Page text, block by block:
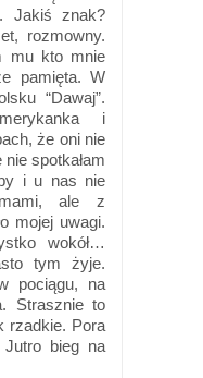
Jakiś znak?
rozmowny.
mu kto mnie
pamięta. W
“Dawaj”.
i
że oni nie
spotkałam
i u nas nie
ale z
mojej uwagi.
wokół…
tym żyje.
pociągu, na
Strasznie to
rzadkie. Pora
bieg na